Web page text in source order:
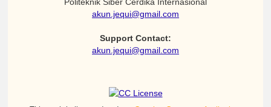
akun.jequi@gmail.com
Support Contact:
akun.jequi@gmail.com